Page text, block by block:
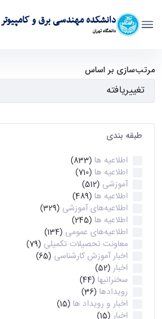
دانشکده مهندسی برق و کامپیوتر
دانشگاه تهران
آرشیو اطلاعیه ها - ece- دانشکده مهندسی برق و کامپیوتر
مرتب‌سازی بر اساس
طبقه بندی
اطلاعیه ها (833)
اطلاعیه ها (710)
آموزشی (512)
اطلاعیه ها (489)
اطلاعیه‌های‌ آموزشی (329)
اطلاعیه ها (245)
اطلاعیه‌های عمومی (134)
معاونت تحصیلات تکمیلی (79)
اخبار آموزش کارشناسی (65)
اخبار (52)
سخنرانیها (44)
رویدادها (36)
اخبار و رویداد ها (15)
اخبار (15)